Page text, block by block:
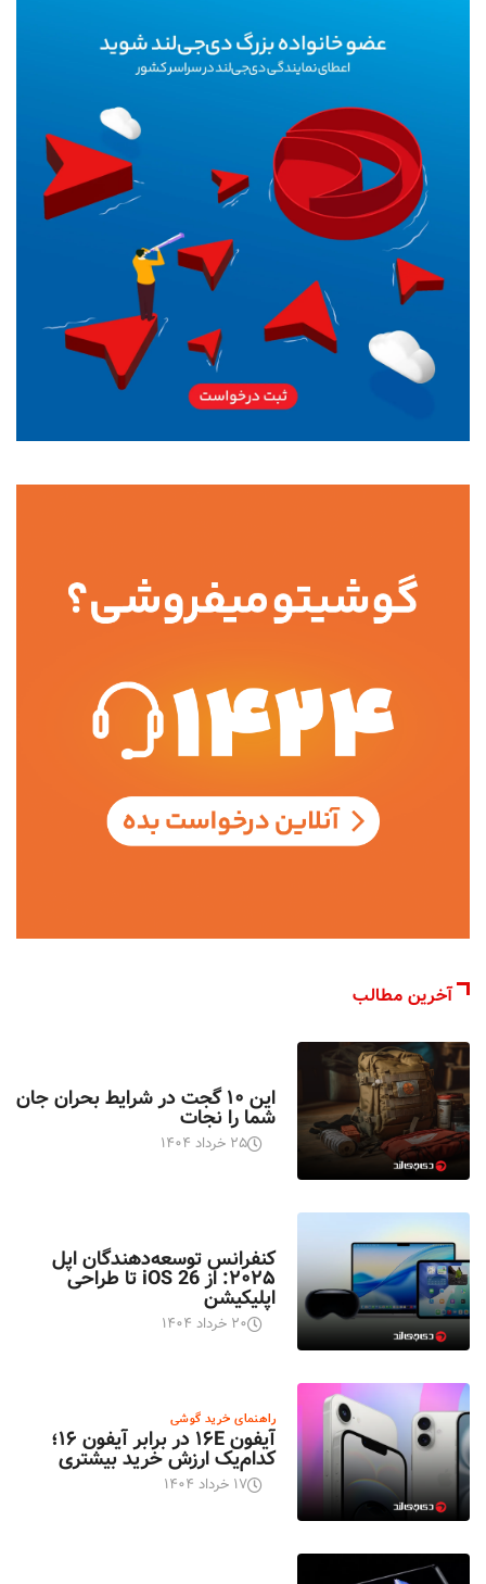
آخرین مطالب
این ۱۰ گجت در شرایط بحران جان
شما را نجات
۲۵ خرداد ۱۴۰۴
کنفرانس توسعه‌دهندگان اپل
۲۰۲۵: از iOS 26 تا طراحی
اپلیکیشن
۲۰ خرداد ۱۴۰۴
راهنمای خرید گوشی
آیفون ۱۶E در برابر آیفون ۱۶؛
کدام‌یک ارزش خرید بیشتری
۱۷ خرداد ۱۴۰۴